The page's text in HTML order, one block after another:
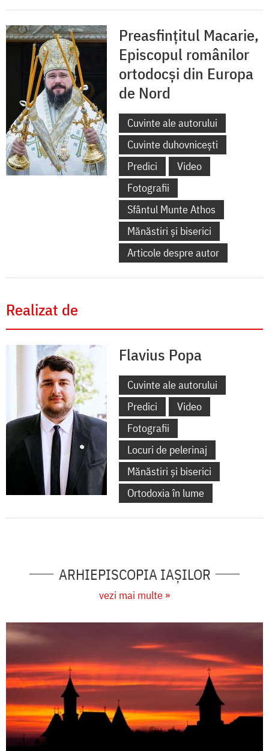
Preasfințitul Macarie,
Episcopul românilor
ortodocși din Europa
de Nord
Cuvinte ale autorului
Cuvinte duhovnicești
Predici
Video
Fotografii
Sfântul Munte Athos
Mănăstiri și biserici
Articole despre autor
Realizat de
Flavius Popa
Cuvinte ale autorului
Predici
Video
Fotografii
Locuri de pelerinaj
Mănăstiri și biserici
Ortodoxia în lume
ARHIEPISCOPIA IAŞILOR
vezi mai multe »